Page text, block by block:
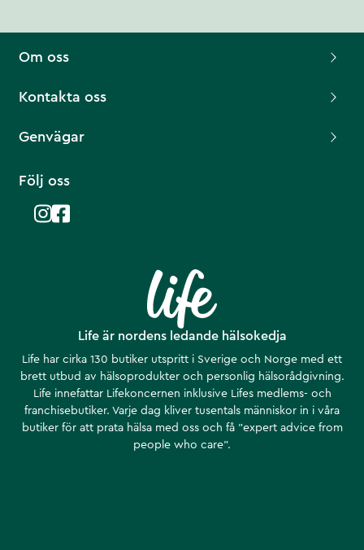
Life är nordens ledande hälsokedja
Life har cirka 130 butiker utspritt i Sverige och Norge med ett
brett utbud av hälsoprodukter och personlig hälsorådgivning.
Life innefattar Lifekoncernen inklusive Lifes medlems- och
franchisebutiker. Varje dag kliver tusentals människor in i våra
butiker för att prata hälsa med oss och få ”expert advice from
people who care”.
Om oss
Kontakta oss
Genvägar
Följ oss